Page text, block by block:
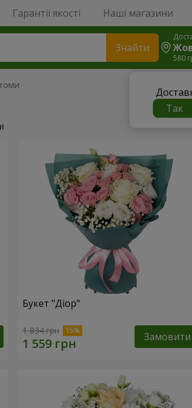
Гарантії якості Наші магазини
Знайти
580
Так
Букет "Діор"
1 834 грн Замовити